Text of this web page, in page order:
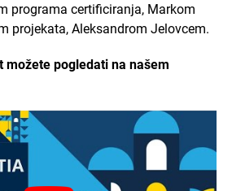
programa certificiranja, Markom
projekata, Aleksandrom Jelovcem.
možete pogledati na našem